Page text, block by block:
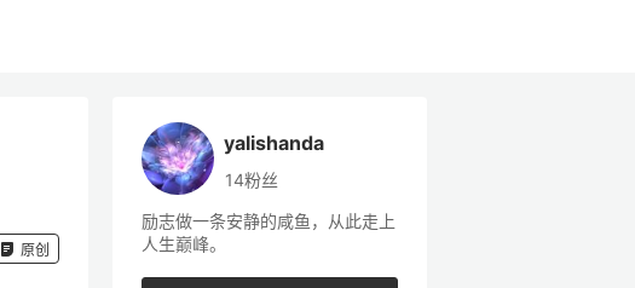
原创
yalishanda
14粉丝
励志做一条安静的咸鱼，从此走上
人生巅峰。